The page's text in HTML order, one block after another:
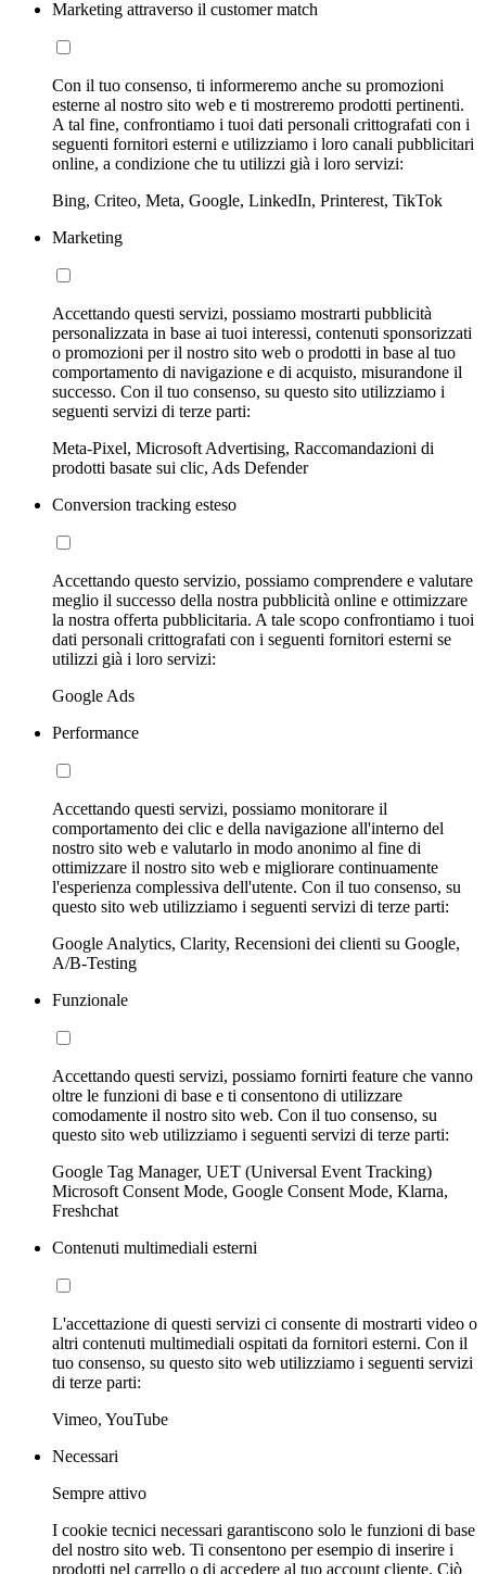
Marketing attraverso il customer match
Con il tuo consenso, ti informeremo anche su promozioni
esterne al nostro sito web e ti mostreremo prodotti pertinenti.
A tal fine, confrontiamo i tuoi dati personali crittografati con i
seguenti fornitori esterni e utilizziamo i loro canali pubblicitari
online, a condizione che tu utilizzi già i loro servizi:
Bing, Criteo, Meta, Google, LinkedIn, Printerest, TikTok
Marketing
Accettando questi servizi, possiamo mostrarti pubblicità
personalizzata in base ai tuoi interessi, contenuti sponsorizzati
o promozioni per il nostro sito web o prodotti in base al tuo
comportamento di navigazione e di acquisto, misurandone il
successo. Con il tuo consenso, su questo sito utilizziamo i
seguenti servizi di terze parti:
Meta-Pixel, Microsoft Advertising, Raccomandazioni di
prodotti basate sui clic, Ads Defender
Conversion tracking esteso
Accettando questo servizio, possiamo comprendere e valutare
meglio il successo della nostra pubblicità online e ottimizzare
la nostra offerta pubblicitaria. A tale scopo confrontiamo i tuoi
dati personali crittografati con i seguenti fornitori esterni se
utilizzi già i loro servizi:
Google Ads
Performance
Accettando questi servizi, possiamo monitorare il
comportamento dei clic e della navigazione all'interno del
nostro sito web e valutarlo in modo anonimo al fine di
ottimizzare il nostro sito web e migliorare continuamente
l'esperienza complessiva dell'utente. Con il tuo consenso, su
questo sito web utilizziamo i seguenti servizi di terze parti:
Google Analytics, Clarity, Recensioni dei clienti su Google,
A/B-Testing
Funzionale
Accettando questi servizi, possiamo fornirti feature che vanno
oltre le funzioni di base e ti consentono di utilizzare
comodamente il nostro sito web. Con il tuo consenso, su
questo sito web utilizziamo i seguenti servizi di terze parti:
Google Tag Manager, UET (Universal Event Tracking)
Microsoft Consent Mode, Google Consent Mode, Klarna,
Freshchat
Contenuti multimediali esterni
L'accettazione di questi servizi ci consente di mostrarti video o
altri contenuti multimediali ospitati da fornitori esterni. Con il
tuo consenso, su questo sito web utilizziamo i seguenti servizi
di terze parti:
Vimeo, YouTube
Necessari
Sempre attivo
I cookie tecnici necessari garantiscono solo le funzioni di base
del nostro sito web. Ti consentono per esempio di inserire i
prodotti nel carrello o di accedere al tuo account cliente. Ciò